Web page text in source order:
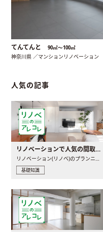
てんてんと 90㎡〜100㎡
神奈川県 ／マンションリノベーション
人気の記事
リノベーションで人気の間取りとは？トレンドの間取りと実例を徹底解説
リノベーション(リノベ)のプランニングで一番最初に決めるのは..
基礎知識